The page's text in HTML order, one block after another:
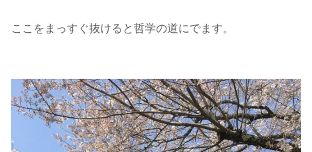
ここをまっすぐ抜けると哲学の道にでます。